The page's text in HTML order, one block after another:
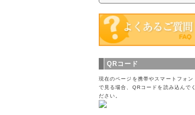
QRコード
現在のページを携帯やスマートフォン
で見る場合、QRコードを読み込んでく
ださい。